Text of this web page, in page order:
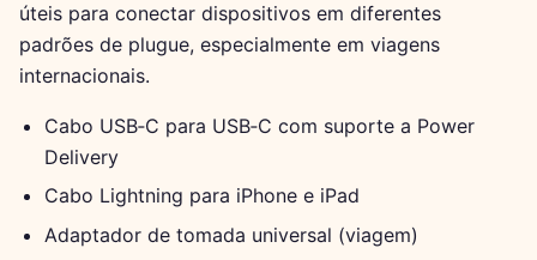
úteis para conectar dispositivos em diferentes
padrões de plugue, especialmente em viagens
internacionais.
Cabo USB‑C para USB‑C com suporte a Power
Delivery
Cabo Lightning para iPhone e iPad
Adaptador de tomada universal (viagem)